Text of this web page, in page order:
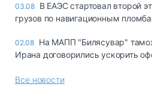
03.08 В ЕАЭС стартовал второй
грузов по навигационным
02.08 На МАПП "Билясувар"
Ирана договорились ускорить
Все новости